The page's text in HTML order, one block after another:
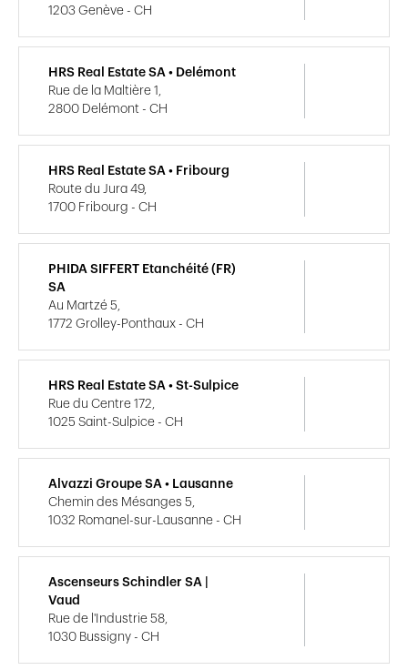
1203 Genève - CH
HRS Real Estate SA • Delémont
Rue de la Maltière 1,
2800 Delémont - CH
HRS Real Estate SA • Fribourg
Route du Jura 49,
1700 Fribourg - CH
PHIDA SIFFERT Etanchéité (FR)
SA
Au Martzé 5,
1772 Grolley-Ponthaux - CH
HRS Real Estate SA • St-Sulpice
Rue du Centre 172,
1025 Saint-Sulpice - CH
Alvazzi Groupe SA • Lausanne
Chemin des Mésanges 5,
1032 Romanel-sur-Lausanne - CH
Ascenseurs Schindler SA |
Vaud
Rue de l'Industrie 58,
1030 Bussigny - CH